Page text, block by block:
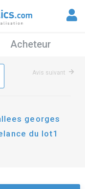
Acheteur
Avis suivant
georges
du lot1